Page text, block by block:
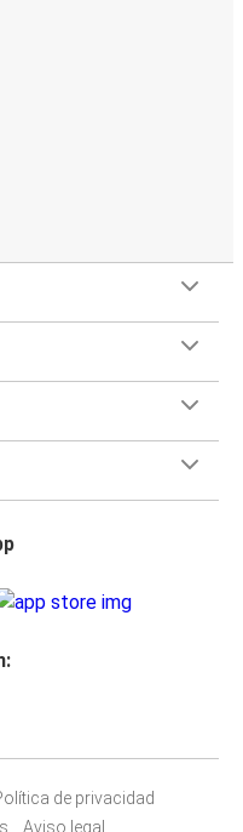
de privacidad
Aviso legal